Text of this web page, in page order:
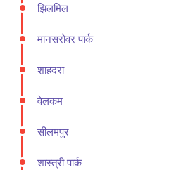
झिलमिल
मानसरोवर पार्क
शाहदरा
वेलकम
सीलमपुर
शास्त्री पार्क